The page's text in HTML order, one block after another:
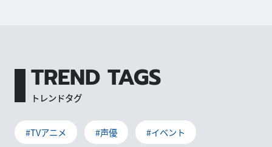
TREND TAGS
トレンドタグ
#TVアニメ #声優 #イベント